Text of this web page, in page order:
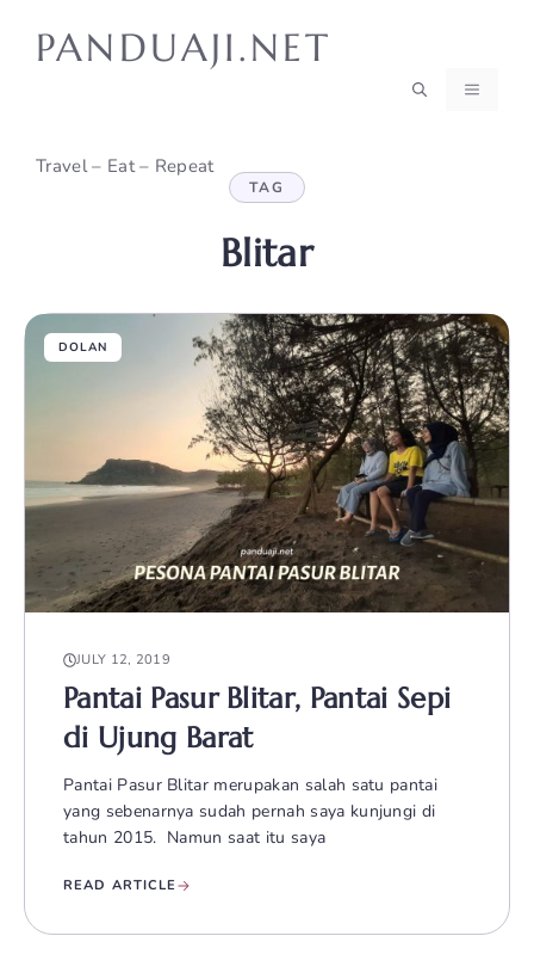
PANDUAJI.NET
Travel – Eat – Repeat
MENU
TAG
Blitar
DOLAN
JULY 12, 2019
Pantai Pasur Blitar, Pantai Sepi
di Ujung Barat
Pantai Pasur Blitar merupakan salah satu pantai
yang sebenarnya sudah pernah saya kunjungi di
tahun 2015. Namun saat itu saya
READ ARTICLE